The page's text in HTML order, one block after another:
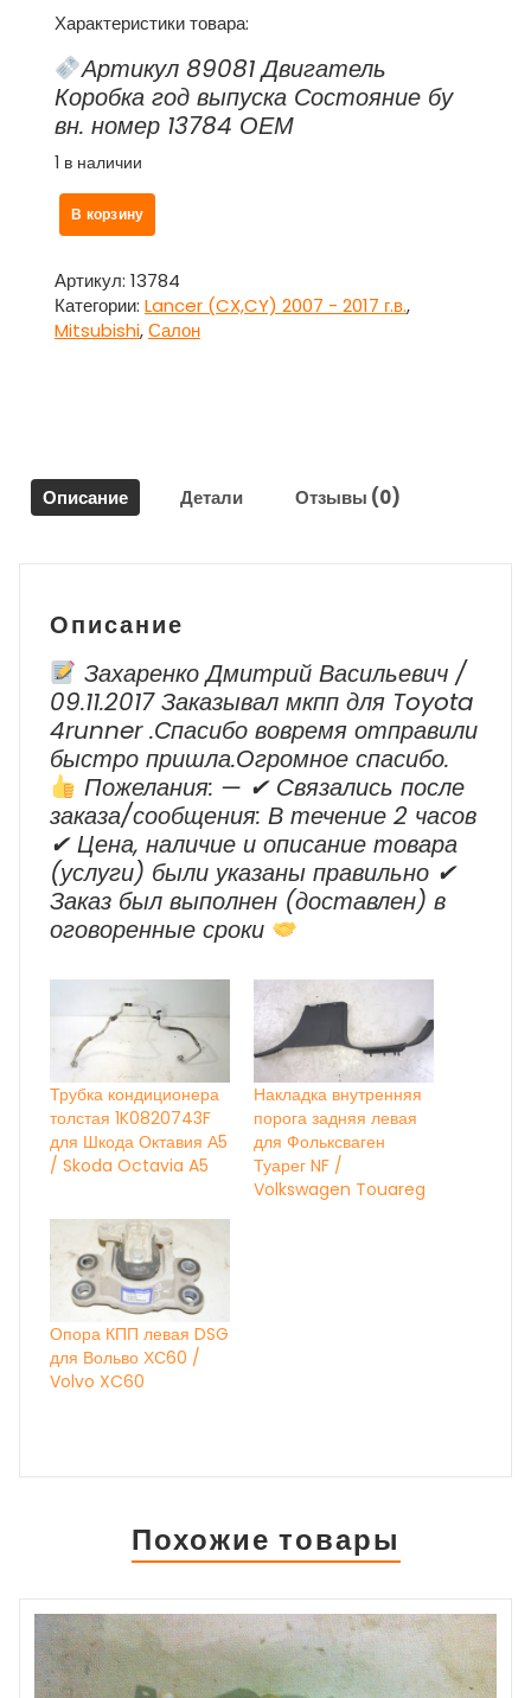
Характеристики товара:
Артикул 89081 Двигатель
Коробка год выпуска Состояние бу
вн. номер 13784 ОЕМ
1 в наличии
Количество
товара
внутренняя
на
панель
/
Mitsubishi
наст.
В корзину
Артикул: 13784
Категории: Lancer (CX,CY) 2007 - 2017 г.в.,
Mitsubishi,Салон
Описание Детали Отзывы (0)
Описание
Захаренко Дмитрий Васильевич /
09.11.2017 Заказывал мкпп для Toyota
4runner .Спасибо вовремя отправили
быстро пришла.Огромное спасибо.
Пожелания: — ✔ Cвязались после
заказа/сообщения: В течение 2 часов
✔ Цена, наличие и описание товара
(услуги) были указаны правильно ✔
Заказ был выполнен (доставлен) в
оговоренные сроки
Трубка кондиционера
толстая 1K0820743F
для Шкода Октавия А5
/ Skoda Octavia A5
Накладка внутренняя
порога задняя левая
для Фольксваген
Туарег NF /
Volkswagen Touareg
Опора КПП левая DSG
для Вольво ХС60 /
Volvo XC60
Похожие товары